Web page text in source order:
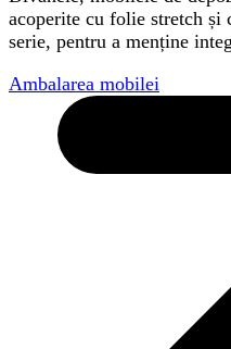
acoperite cu folie stretch și
serie, pentru a menține
Ambalarea mobilei